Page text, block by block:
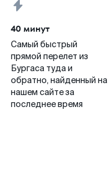
40 минут
Самый быстрый
прямой перелет из
Бургаса туда и
обратно, найденный на
нашем сайте за
последнее время